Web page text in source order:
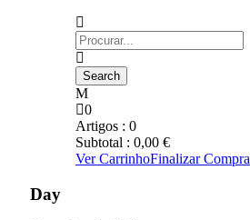
0
Artigos : 0
Subtotal : 0,00 €
Ver CarrinhoFinalizar Compra
Day